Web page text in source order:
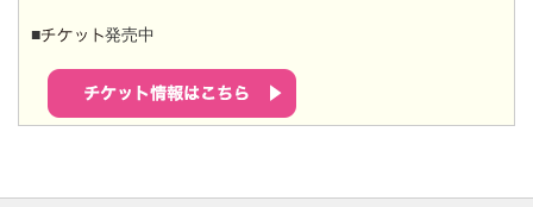
■
発売中